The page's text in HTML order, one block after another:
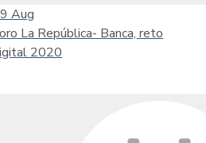
Aug
La República- Banca, reto
2020